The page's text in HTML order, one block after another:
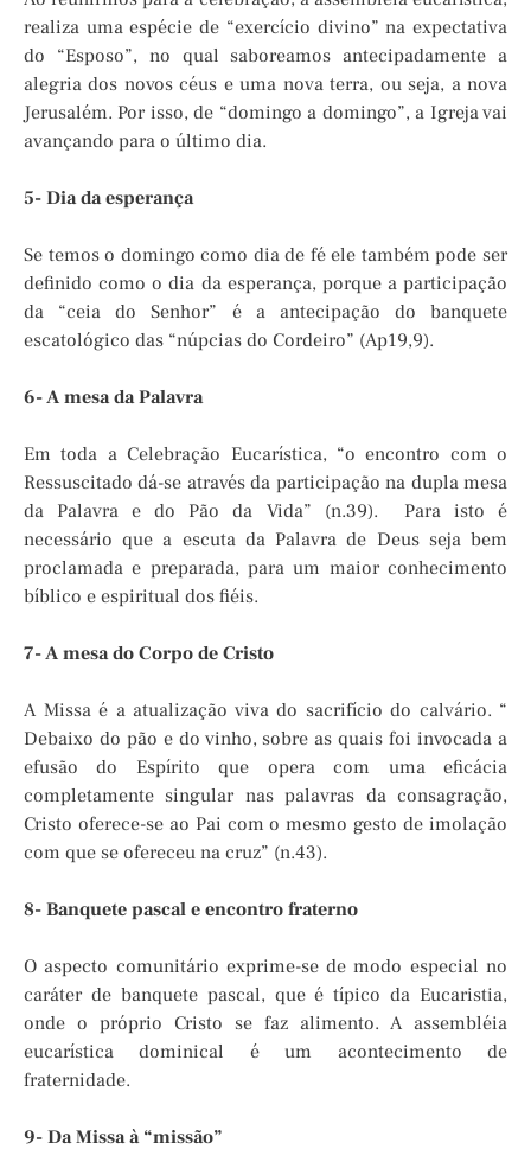
realiza uma espécie de “exercício divino” na expectativa
do “Esposo”, no qual saboreamos antecipadamente a
alegria dos novos céus e uma nova terra, ou seja, a nova
Jerusalém. Por isso, de “domingo a domingo”, a Igreja vai
avançando para o último dia.
5- Dia da esperança
Se temos o domingo como dia de fé ele também pode ser
definido como o dia da esperança, porque a participação
da “ceia do Senhor” é a antecipação do banquete
escatológico das “núpcias do Cordeiro” (Ap19,9).
6- A mesa da Palavra
Em toda a Celebração Eucarística, “o encontro com o
Ressuscitado dá-se através da participação na dupla mesa
da Palavra e do Pão da Vida” (n.39). Para isto é
necessário que a escuta da Palavra de Deus seja bem
proclamada e preparada, para um maior conhecimento
bíblico e espiritual dos fiéis.
7- A mesa do Corpo de Cristo
A Missa é a atualização viva do sacrifício do calvário. “
Debaixo do pão e do vinho, sobre as quais foi invocada a
efusão do Espírito que opera com uma eficácia
completamente singular nas palavras da consagração,
Cristo oferece-se ao Pai com o mesmo gesto de imolação
com que se ofereceu na cruz” (n.43).
8- Banquete pascal e encontro fraterno
O aspecto comunitário exprime-se de modo especial no
caráter de banquete pascal, que é típico da Eucaristia,
onde o próprio Cristo se faz alimento. A assembléia
eucarística dominical é um acontecimento de
fraternidade.
9- Da Missa à “missão”